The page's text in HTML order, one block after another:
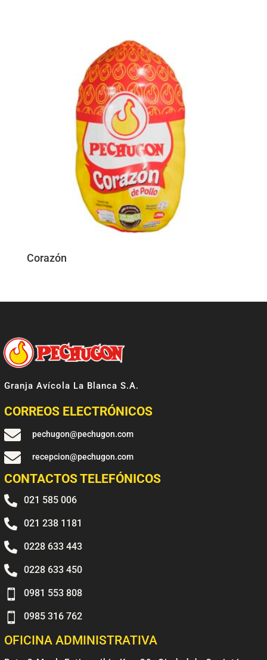
Corazón
Granja Avícola La Blanca S.A.
CORREOS ELECTRÓNICOS
 pechugon@pechugon.com
 recepcion@pechugon.com
CONTACTOS TELEFÓNICOS
 021 585 006
 021 238 1181
 0228 633 443
 0228 633 450
 0981 553 808
 0985 316 762
OFICINA ADMINISTRATIVA